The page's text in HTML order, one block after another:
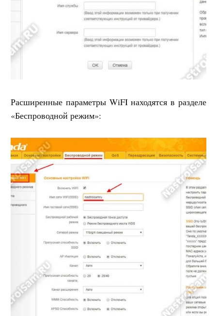
Расширенные параметры WiFI находятся в разделе
«Беспроводной режим»: